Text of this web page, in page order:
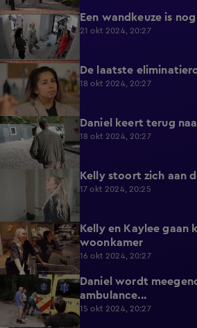
4:51 Een wandkeuze is
21 okt 2024, 20:27
De laatste
18 okt 2024, 20:27
4:34 Daniel keert terug
18 okt 2024, 20:27
Kelly stoort zich aan
17 okt 2024, 20:25
5:29
Kelly en Kaylee gaan
woonkamer
16 okt 2024, 20:27
Daniel wordt
ambulance...
15 okt 2024, 20:27